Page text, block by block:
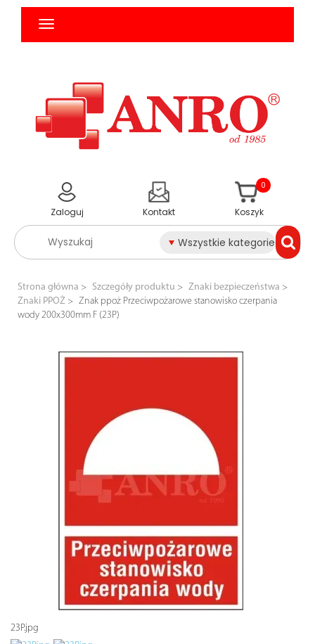
Wszystkie kategorie
Zaloguj Kontakt Koszyk
0
Strona główna Szczegóły produktu
Znaki bezpieczeństwa
Znaki PPOŻ
Znak ppoż Przeciwpożarowe stanowisko czerpania
wody 200x300mm F (23P)
23P.jpg